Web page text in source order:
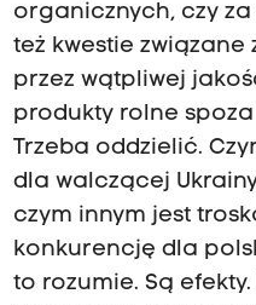
organicznych, czy
też kwestie związane
przez wątpliwej
produkty rolne spoza
Trzeba oddzielić.
dla walczącej
czym innym jest
konkurencję dla
to rozumie. Są